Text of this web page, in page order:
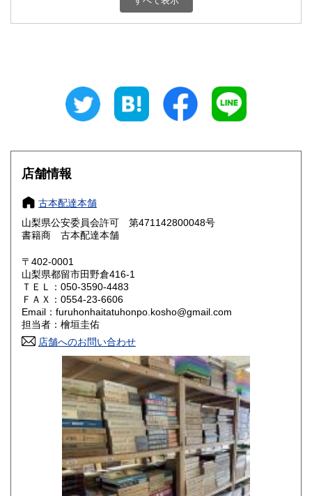
800円 三重県
大阪府
奈良県
鳥取県 800円 島根県
岡山県
山口県 800円
香川県 800円 愛媛県
高知県 800円
800円 長崎県
800円 大分県
800円 鹿児島県
1,500円
店舗情報
古本配達本舗
山梨県公安委員会許可 第471142800048号
書籍商 古本配達本舗
〒402-0001
山梨県都留市田野倉416-1
ＴＥＬ：050-3590-4483
ＦＡＸ：0554-23-6606
Email：furuhonhaitatuhonpo.kosho@gmail.com
担当者：檜垣圭佑
店舗へのお問い合わせ